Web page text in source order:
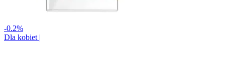
-0.2%
Dla kobiet |